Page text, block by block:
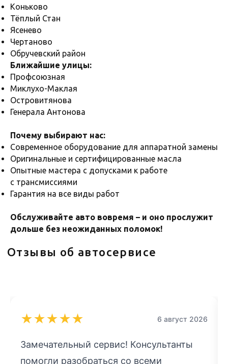
Коньково
Тёплый Стан
Ясенево
Чертаново
Обручевский район
Ближайшие улицы:
Профсоюзная
Миклухо-Маклая
Островитянова
Генерала Антонова
Почему выбирают нас:
Современное оборудование для аппаратной замены
Оригинальные и сертифицированные масла
Опытные мастера с допусками к работе
с трансмиссиями
Гарантия на все виды работ
Обслуживайте авто вовремя – и оно прослужит
дольше без неожиданных поломок!
★★★★★ 6 август 2026
Замечательный сервис! Консультанты
помогли разобраться со всеми
ОСТАВЬТЕ ЗАЯВКУ
Ответим на вопросы по срокам
и стоимости, запишем на удобное
персональных данных в соответствии с
политикой конфиденциальности